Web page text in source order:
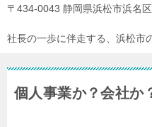
〒434-0043 静岡県浜松市浜名
社長の一歩に伴走する、浜松市
個人事業か？会社か